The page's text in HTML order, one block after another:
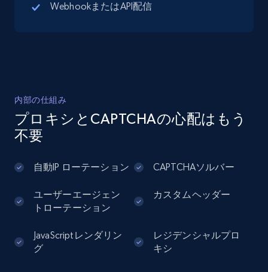
Google Maps full information - Discover
13.3K+
Instagram - Posts
comments, Date posted, Likes, Photos, and
more.
13.2K+ 1.6K+ 無料トライアル
WebhookまたはAPI配信
内部の仕組み
プロキシとCAPTCHAの心配はもう
不要
自動IP ローテーション CAPTCHAソルバー
ユーザーエージェン
トローテーション
カスタムヘッダー
JavaScriptレンダリン
グ
レジデンシャルプロ
キシ